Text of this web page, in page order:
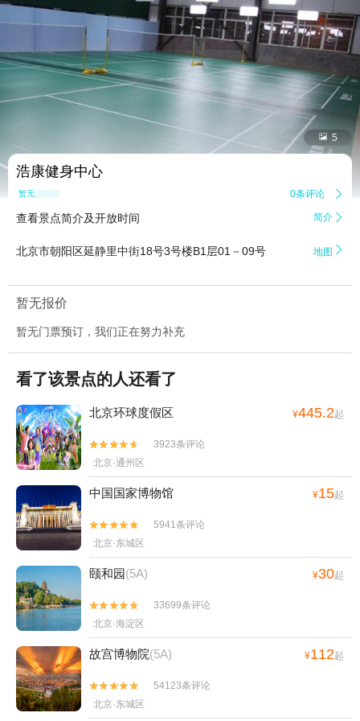
 5
浩康健身中心
暂无点评 0条评论 
查看景点简介及开放时间 简介 
北京市朝阳区延静里中街18号3号楼B1层01－09号 地图 
暂无报价
暂无门票预订，我们正在努力补充
看了该景点的人还看了
北京环球度假区 ¥445.2起


3923条评论
北京·通州区
中国国家博物馆 ¥15起


5941条评论
北京·东城区
颐和园(5A) ¥30起


33699条评论
北京·海淀区
故宫博物院(5A) ¥112起


54123条评论
北京·东城区